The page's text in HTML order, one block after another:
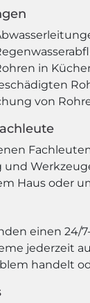
in
von
Haus oder
einen 24/
jederzeit
handelt